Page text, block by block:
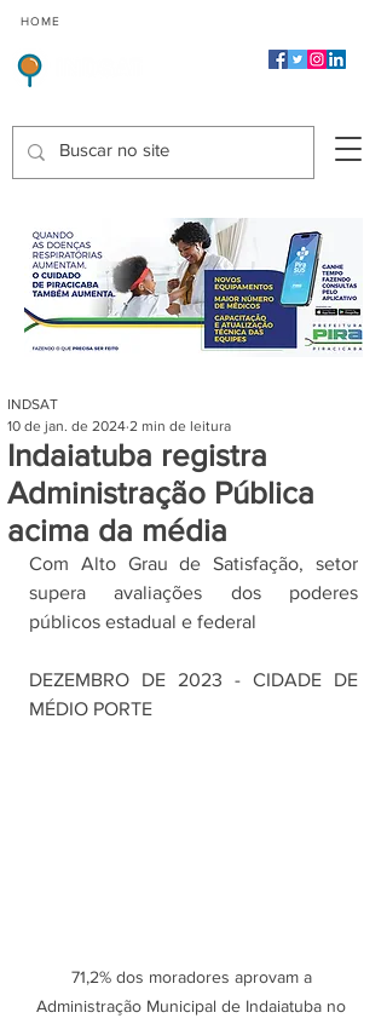
HOME
Indaiatuba registra
Administração Pública
acima da média
INDSAT
10 de jan. de 2024 2 min de leitura
Com Alto Grau de Satisfação, setor
supera avaliações dos poderes
públicos estadual e federal
DEZEMBRO DE 2023 - CIDADE DE
MÉDIO PORTE
71,2% dos moradores aprovam a
Administração Municipal de Indaiatuba no